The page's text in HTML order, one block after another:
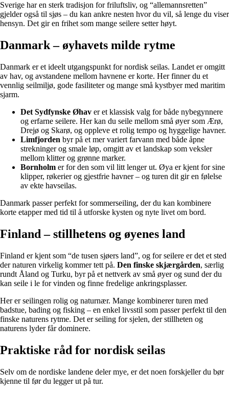
Sverige har en sterk tradisjon for friluftsliv, og “allemannsretten”
gjelder også til sjøs – du kan ankre nesten hvor du vil, så lenge du viser
hensyn. Det gir en frihet som mange seilere setter høyt.
Danmark – øyhavets milde rytme
Danmark er et ideelt utgangspunkt for nordisk seilas. Landet er omgitt
av hav, og avstandene mellom havnene er korte. Her finner du et
vennlig seilmiljø, gode fasiliteter og mange små kystbyer med maritim
sjarm.
Det Sydfynske Øhav er et klassisk valg for både nybegynnere
og erfarne seilere. Her kan du seile mellom små øyer som Ærø,
Drejø og Skarø, og oppleve et rolig tempo og hyggelige havner.
Limfjorden byr på et mer variert farvann med både åpne
strekninger og smale løp, omgitt av et landskap som veksler
mellom klitter og grønne marker.
Bornholm er for den som vil litt lenger ut. Øya er kjent for sine
klipper, røkerier og gjestfrie havner – og turen dit gir en følelse
av ekte havseilas.
Danmark passer perfekt for sommerseiling, der du kan kombinere
korte etapper med tid til å utforske kysten og nyte livet om bord.
Finland – stillhetens og øyenes land
Finland er kjent som “de tusen sjøers land”, og for seilere er det et sted
der naturen virkelig kommer tett på. Den finske skjærgården, særlig
rundt Åland og Turku, byr på et nettverk av små øyer og sund der du
kan seile i le for vinden og finne fredelige ankringsplasser.
Her er seilingen rolig og naturnær. Mange kombinerer turen med
badstue, bading og fisking – en enkel livsstil som passer perfekt til den
finske naturens rytme. Det er seiling for sjelen, der stillheten og
naturens lyder får dominere.
Praktiske råd for nordisk seilas
Selv om de nordiske landene deler mye, er det noen forskjeller du bør
kjenne til før du legger ut på tur.